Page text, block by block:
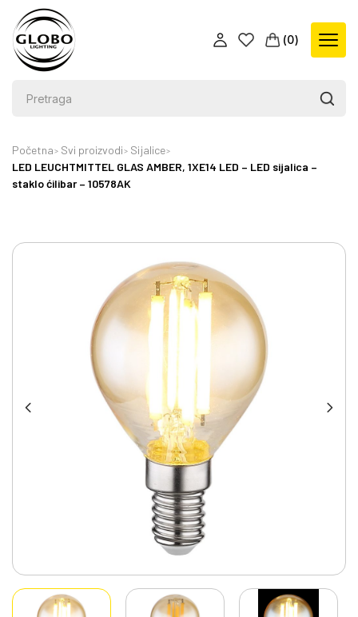
(0)
Početna Svi proizvodi
Sijalice
LED LEUCHTMITTEL GLAS AMBER, 1XE14 LED – LED sijalica –
staklo ćilibar – 10578AK